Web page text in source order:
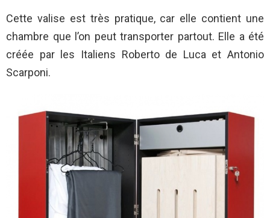
Cette valise est très pratique, car elle contient une
chambre que l’on peut transporter partout. Elle a été
créée par les Italiens Roberto de Luca et Antonio
Scarponi.